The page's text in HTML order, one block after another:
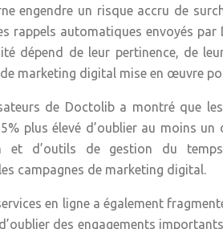
engendre un risque accru de
rappels automatiques envoyés
dépend de leur pertinence, de
marketing digital mise en œuvre
de Doctolib a montré que
plus élevé d’oublier au moins un
et d’outils de gestion du
campagnes de marketing digital.
en ligne a également
des engagements